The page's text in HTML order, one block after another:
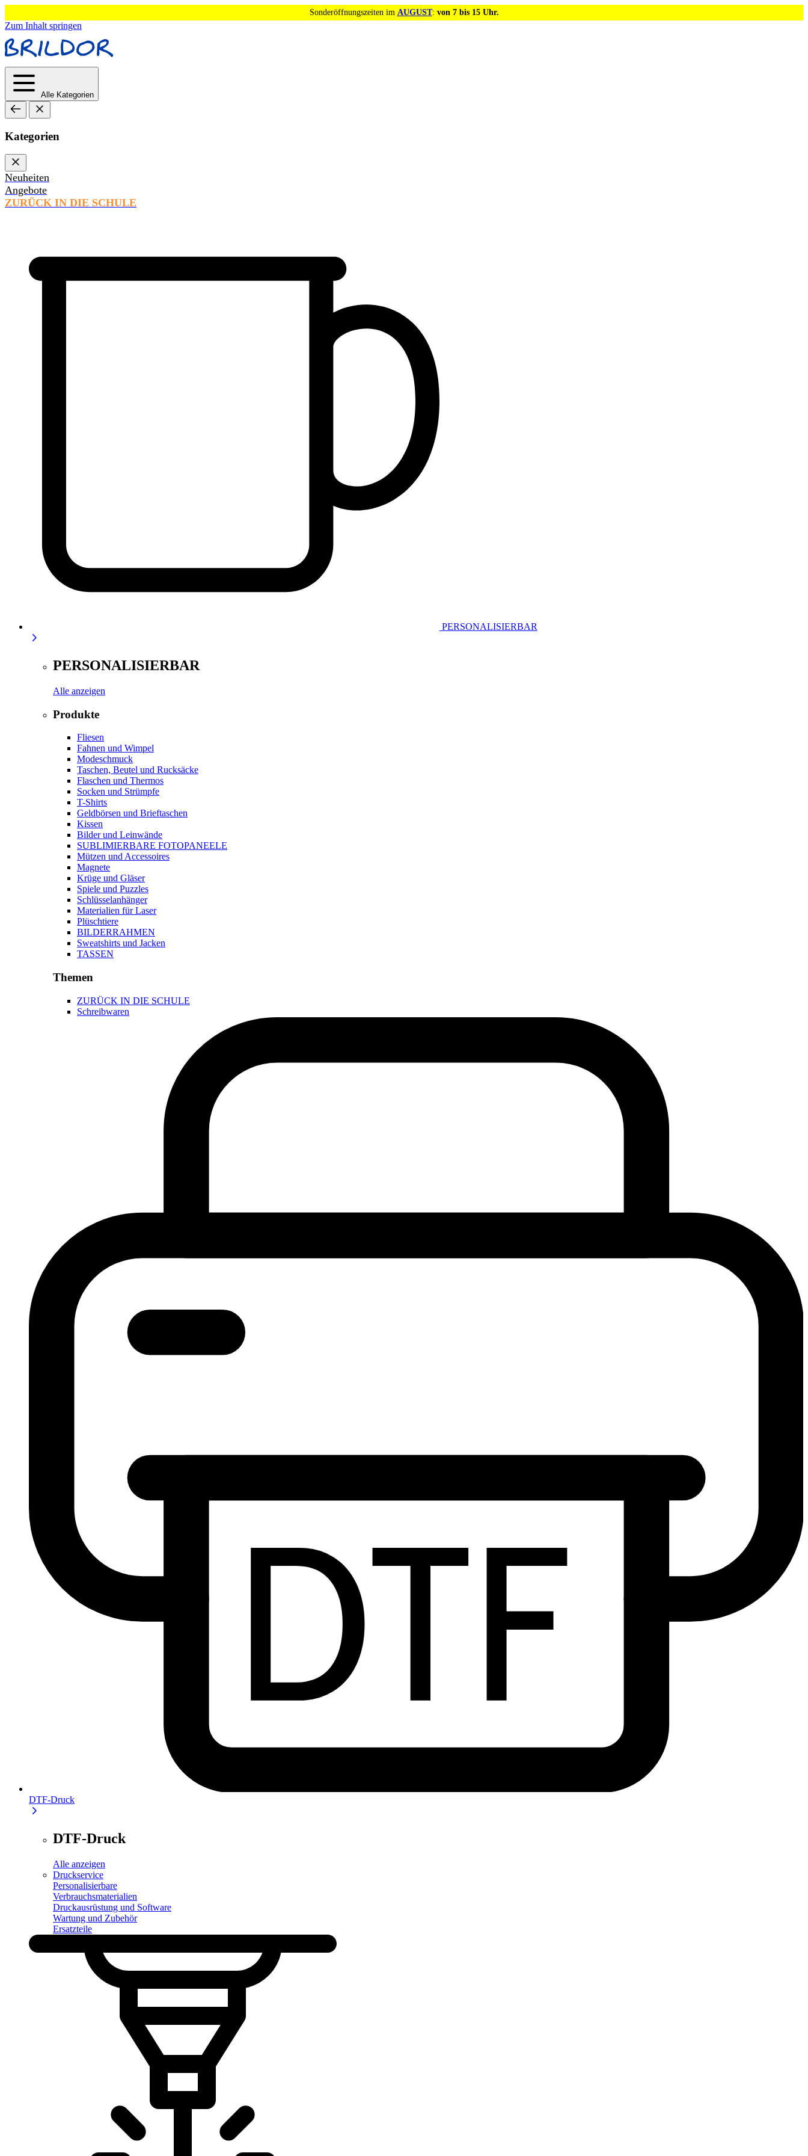
Sonderöffnungszeiten im AUGUST: von 7 bis 15 Uhr.
Zum Inhalt springen
Alle Kategorien
Kategorien
Neuheiten
Angebote
ZURÜCK IN DIE SCHULE
PERSONALISIERBAR
PERSONALISIERBAR
Alle anzeigen
Produkte
Fliesen
Fahnen und Wimpel
Modeschmuck
Taschen, Beutel und Rucksäcke
Flaschen und Thermos
Socken und Strümpfe
T-Shirts
Geldbörsen und Brieftaschen
Kissen
Bilder und Leinwände
SUBLIMIERBARE FOTOPANEELE
Mützen und Accessoires
Magnete
Krüge und Gläser
Spiele und Puzzles
Schlüsselanhänger
Materialien für Laser
Plüschtiere
BILDERRAHMEN
Sweatshirts und Jacken
TASSEN
Themen
ZURÜCK IN DIE SCHULE
Schreibwaren
DTF-Druck
DTF-Druck
Alle anzeigen
Druckservice
Personalisierbare
Verbrauchsmaterialien
Druckausrüstung und Software
Wartung und Zubehör
Ersatzteile